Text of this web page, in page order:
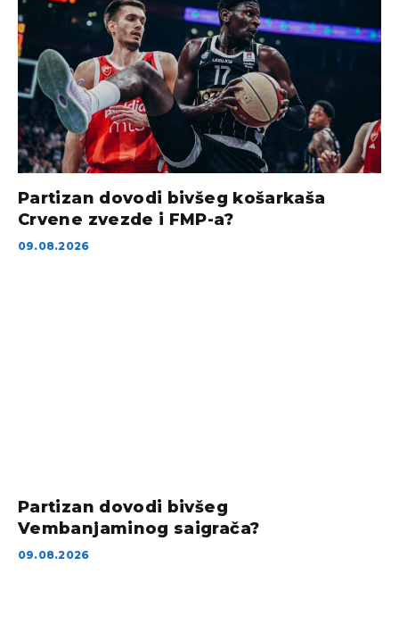
Partizan dovodi bivšeg košarkaša
Crvene zvezde i FMP-a?
09.08.2026
Partizan dovodi bivšeg
Vembanjaminog saigrača?
09.08.2026